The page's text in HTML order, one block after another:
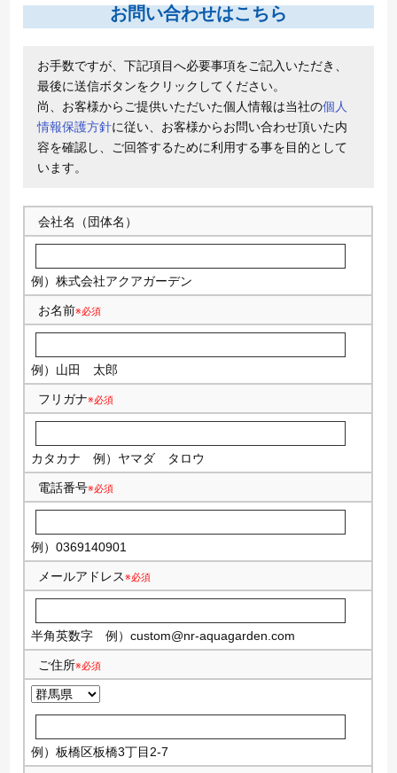
お問い合わせはこちら
お手数ですが、下記項目へ必要事項をご記入いただき、
最後に送信ボタンをクリックしてください。
尚、お客様からご提供いただいた個人情報は当社の個人
情報保護方針に従い、お客様からお問い合わせ頂いた内
容を確認し、ご回答するために利用する事を目的として
います。
会社名（団体名）
例）株式会社アクアガーデン
お名前※必須
例）山田 太郎
フリガナ※必須
カタカナ 例）ヤマダ タロウ
電話番号※必須
例）0369140901
メールアドレス※必須
半角英数字 例）custom@nr-aquagarden.com
ご住所※必須
例）板橋区板橋3丁目2-7